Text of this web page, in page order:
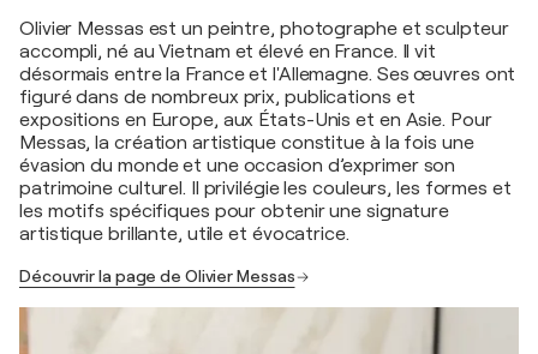
Olivier Messas est un peintre, photographe et sculpteur
accompli, né au Vietnam et élevé en France. Il vit
désormais entre la France et l'Allemagne. Ses œuvres ont
figuré dans de nombreux prix, publications et
expositions en Europe, aux États-Unis et en Asie. Pour
Messas, la création artistique constitue à la fois une
évasion du monde et une occasion d’exprimer son
patrimoine culturel. Il privilégie les couleurs, les formes et
les motifs spécifiques pour obtenir une signature
artistique brillante, utile et évocatrice.
Découvrir la page de Olivier Messas